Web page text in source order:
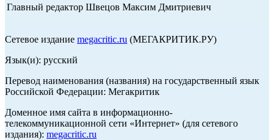
Главный редактор Швецов Максим Дмитриевич
Сетевое издание megacritic.ru (МЕГАКРИТИК.РУ)
Язык(и): русский
Перевод наименования (названия) на государственный язык
Российской Федерации: Мегакритик
Доменное имя сайта в информационно-
телекоммуникационной сети «Интернет» (для сетевого
издания): megacritic.ru